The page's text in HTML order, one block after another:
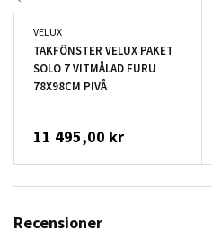
VELUX
TAKFÖNSTER VELUX PAKET
SOLO 7 VITMÅLAD FURU
78X98CM PIVÅ
11 495,00 kr
Recensioner